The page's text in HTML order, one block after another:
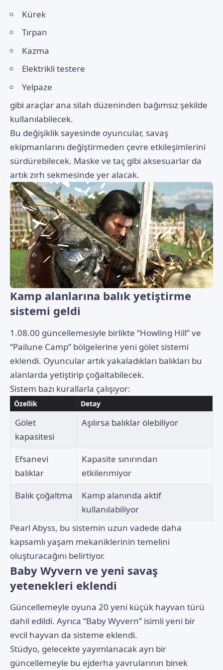
Kürek
Tırpan
Kazma
Elektrikli testere
Yelpaze
gibi araçlar ana silah düzeninden bağımsız şekilde
kullanılabilecek.
Bu değişiklik sayesinde oyuncular, savaş
ekipmanlarını değiştirmeden çevre etkileşimlerini
sürdürebilecek. Maske ve taç gibi aksesuarlar da
artık zırh sekmesinde yer alacak.
Kamp alanlarına balık yetiştirme
sistemi geldi
1.08.00 güncellemesiyle birlikte “Howling Hill” ve
“Pailune Camp” bölgelerine yeni gölet sistemi
eklendi. Oyuncular artık yakaladıkları balıkları bu
alanlarda yetiştirip çoğaltabilecek.
Sistem bazı kurallarla çalışıyor:
Özellik Detay
Gölet
kapasitesi
Aşılırsa balıklar ölebiliyor
Efsanevi
balıklar
Kapasite sınırından
etkilenmiyor
Balık çoğaltma
Kamp alanında aktif
kullanılabiliyor
Pearl Abyss, bu sistemin uzun vadede daha
kapsamlı yaşam mekaniklerinin temelini
oluşturacağını belirtiyor.
Baby Wyvern ve yeni savaş
yetenekleri eklendi
Güncellemeyle oyuna 20 yeni küçük hayvan türü
dahil edildi. Ayrıca “Baby Wyvern” isimli yeni bir
evcil hayvan da sisteme eklendi.
Stüdyo, gelecekte yayımlanacak ayrı bir
güncellemeyle bu ejderha yavrularının binek